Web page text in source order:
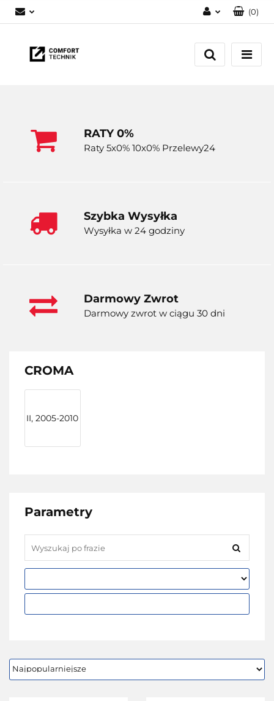
Zaloguj się
Zarejestruj się
(0)
RATY 0%
Raty 5x0% 10x0% Przelewy24
Szybka Wysyłka
Wysyłka w 24 godziny
Darmowy Zwrot
Darmowy zwrot w ciągu 30 dni
CROMA
II, 2005-2010
Parametry